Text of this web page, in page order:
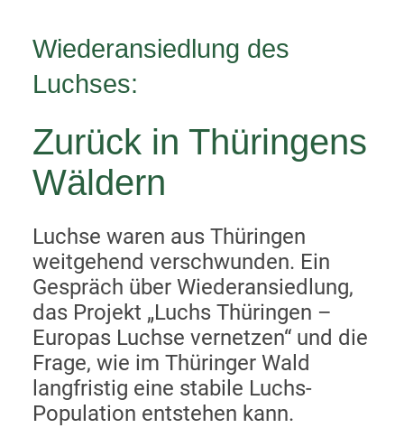
Wiederansiedlung des
Luchses:
Zurück in Thüringens
Wäldern
Luchse waren aus Thüringen
weitgehend verschwunden. Ein
Gespräch über Wiederansiedlung,
das Projekt „Luchs Thüringen –
Europas Luchse vernetzen“ und die
Frage, wie im Thüringer Wald
langfristig eine stabile Luchs-
Population entstehen kann.